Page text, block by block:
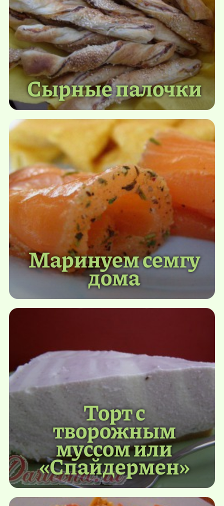
Сырные палочки
Маринуем семгу
дома
Торт с
творожным
муссом или
«Спайдермен»